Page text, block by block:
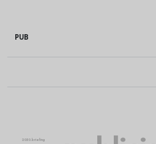
PUB
2050.briefing